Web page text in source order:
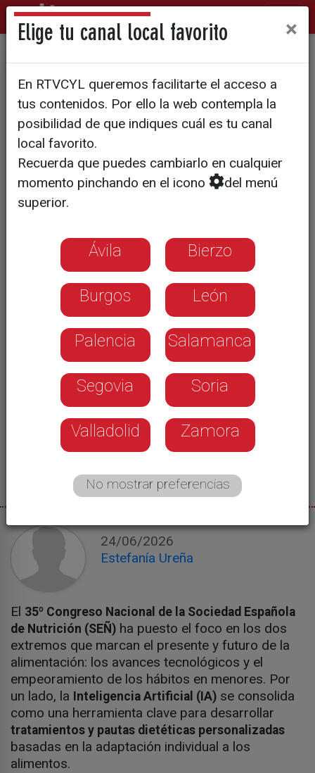
La Inteligencia Artificial abre
paso a la nutrición de
precisión frente al declive de
la dieta mediterránea en
jóvenes
El 35º Congreso Nacional de la SEÑ
alerta sobre el impacto de las pantallas
en los hábitos alimentarios de los
menores
24/06/2026
Estefanía Ureña
El 35º Congreso Nacional de la Sociedad Española
de Nutrición (SEÑ) ha puesto el foco en los dos
extremos que marcan el presente y futuro de la
alimentación: los avances tecnológicos y el
empeoramiento de los hábitos en menores. Por
un lado, la Inteligencia Artificial (IA) se consolida
como una herramienta clave para desarrollar
tratamientos y pautas dietéticas personalizadas
basadas en la adaptación individual a los
alimentos.
Elige tu canal local favorito ×
En RTVCYL queremos facilitarte el acceso a
tus contenidos. Por ello la web contempla la
posibilidad de que indiques cuál es tu canal
local favorito.
Recuerda que puedes cambiarlo en cualquier
momento pinchando en el icono
del menú
superior.
Ávila Bierzo
Burgos León
Palencia Salamanca
Segovia Soria
Valladolid Zamora
No mostrar preferencias